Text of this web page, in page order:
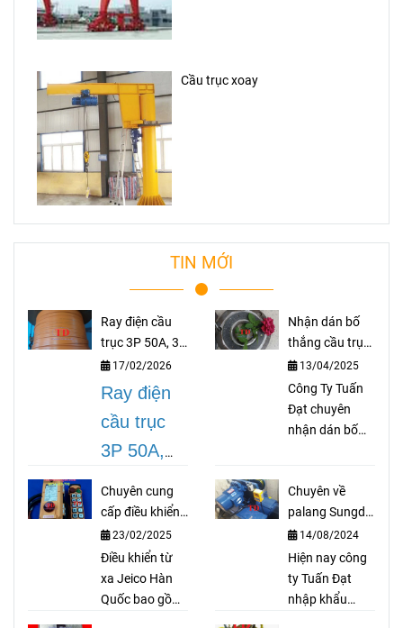
Cầu trục xoay
TIN MỚI
Ray điện cầu
trục 3P 50A, 3P
75A, 3P 100A,
3P 150A, 3P
200A
17/02/2026
Ray điện
cầu trục
3P 50A,
3P 100A,
3P 150A,
3P 200Alà
dòng thiết
Nhận dán bố
thắng cầu trục
theo yêu cầu
13/04/2025
Công Ty Tuấn
Đạt chuyên
nhận dán bố
như bố palang,
bố coil, bố cong
cho thắng thuỷ
lực, bố trục lục
giác, bố xe ô tô,
...
Chuyên cung
cấp điều khiển
từ xa Jeico Hàn
Quốc
23/02/2025
Điều khiển từ
xa Jeico Hàn
Quốc bao gồm
Chuyên về
palang Sungdo
Hàn Quốc
14/08/2024
Hiện nay công
ty Tuấn Đạt
nhập khẩu